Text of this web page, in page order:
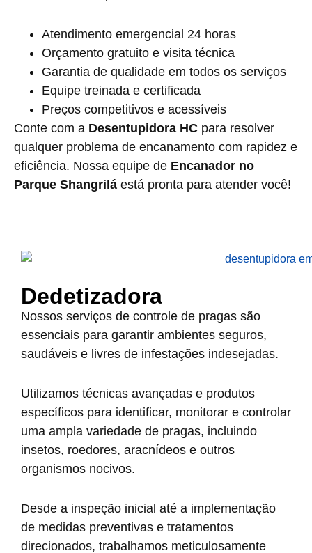
Atendimento emergencial 24 horas
Orçamento gratuito e visita técnica
Garantia de qualidade em todos os serviços
Equipe treinada e certificada
Preços competitivos e acessíveis
Conte com a Desentupidora HC para resolver
qualquer problema de encanamento com rapidez e
eficiência. Nossa equipe de Encanador no
Parque Shangrilá está pronta para atender você!
Dedetizadora
Nossos serviços de controle de pragas são
essenciais para garantir ambientes seguros,
saudáveis e livres de infestações indesejadas.
Utilizamos técnicas avançadas e produtos
específicos para identificar, monitorar e controlar
uma ampla variedade de pragas, incluindo
insetos, roedores, aracnídeos e outros
organismos nocivos.
Desde a inspeção inicial até a implementação
de medidas preventivas e tratamentos
direcionados, trabalhamos meticulosamente